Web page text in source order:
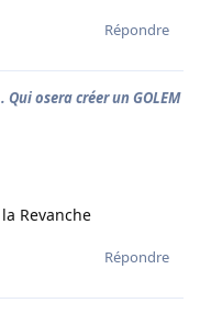
Répondre
osera créer un GOLEM
Revanche
Répondre